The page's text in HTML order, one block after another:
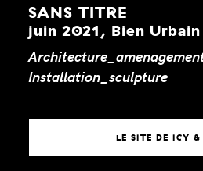
SANS TITRE
juin 2021, Bien
Installation_sculpture
LE SITE DE ICY &